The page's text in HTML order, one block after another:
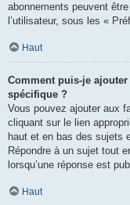
abonnements peuvent
l’utilisateur, sous les «
Haut
Comment puis-je
spécifique ?
Vous pouvez ajouter aux
cliquant sur le lien
haut et en bas des sujets
Répondre à un sujet tout
lorsqu’une réponse est
Haut